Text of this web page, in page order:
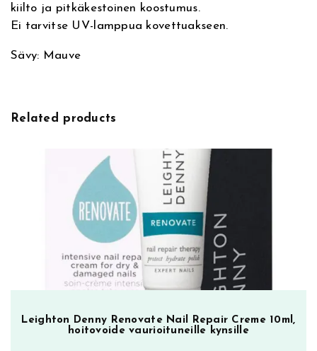
kiilto ja pitkäkestoinen koostumus.
Ei tarvitse UV-lamppua kovettuakseen.
Sävy: Mauve
Related products
Leighton Denny Renovate Nail Repair Creme 10ml,
hoitovoide vaurioituneille kynsille